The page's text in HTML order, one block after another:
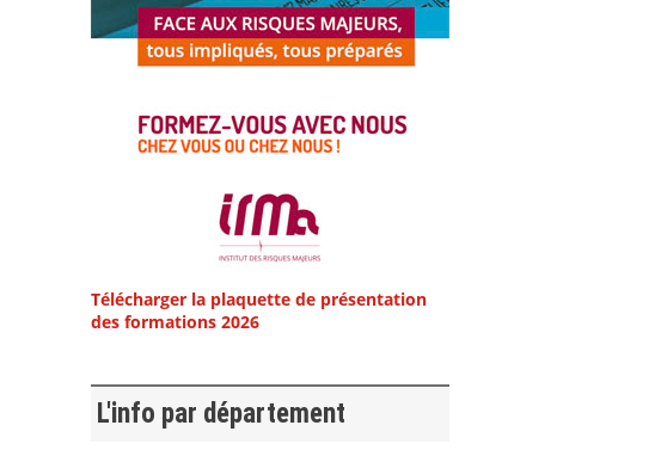
Télécharger la plaquette de présentation
des formations 2026
L'info par département